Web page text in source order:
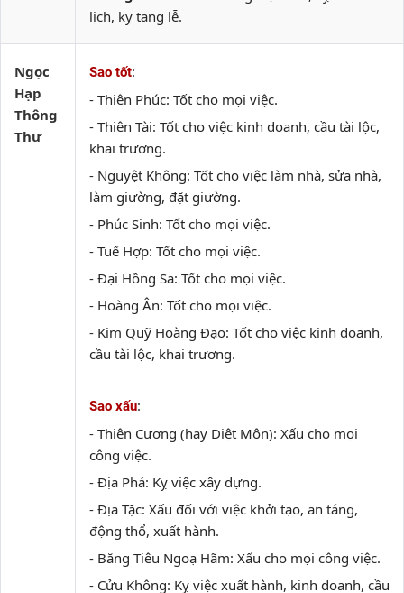
lịch, kỵ tang lễ.
Ngọc
Hạp
Thông
Thư
Sao tốt:
- Thiên Phúc: Tốt cho mọi việc.
- Thiên Tài: Tốt cho việc kinh doanh, cầu tài lộc,
khai trương.
- Nguyệt Không: Tốt cho việc làm nhà, sửa nhà,
làm giường, đặt giường.
- Phúc Sinh: Tốt cho mọi việc.
- Tuế Hợp: Tốt cho mọi việc.
- Đại Hồng Sa: Tốt cho mọi việc.
- Hoàng Ân: Tốt cho mọi việc.
- Kim Quỹ Hoàng Đạo: Tốt cho việc kinh doanh,
cầu tài lộc, khai trương.
Sao xấu:
- Thiên Cương (hay Diệt Môn): Xấu cho mọi
công việc.
- Địa Phá: Kỵ việc xây dựng.
- Địa Tặc: Xấu đối với việc khởi tạo, an táng,
động thổ, xuất hành.
- Băng Tiêu Ngoạ Hãm: Xấu cho mọi công việc.
- Cửu Không: Kỵ việc xuất hành, kinh doanh, cầu